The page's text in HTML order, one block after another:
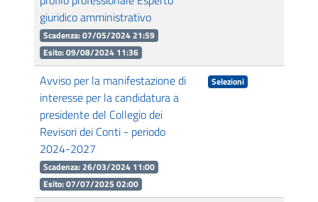
giuridico amministrativo
Scadenza: 07/05/2024 21:59
Esito: 09/08/2024 11:36
Avviso per la manifestazione di
interesse per la candidatura a
presidente del Collegio dei
Revisori dei Conti - periodo
2024-2027
Scadenza: 26/03/2024 11:00
Esito: 07/07/2025 02:00
Selezioni